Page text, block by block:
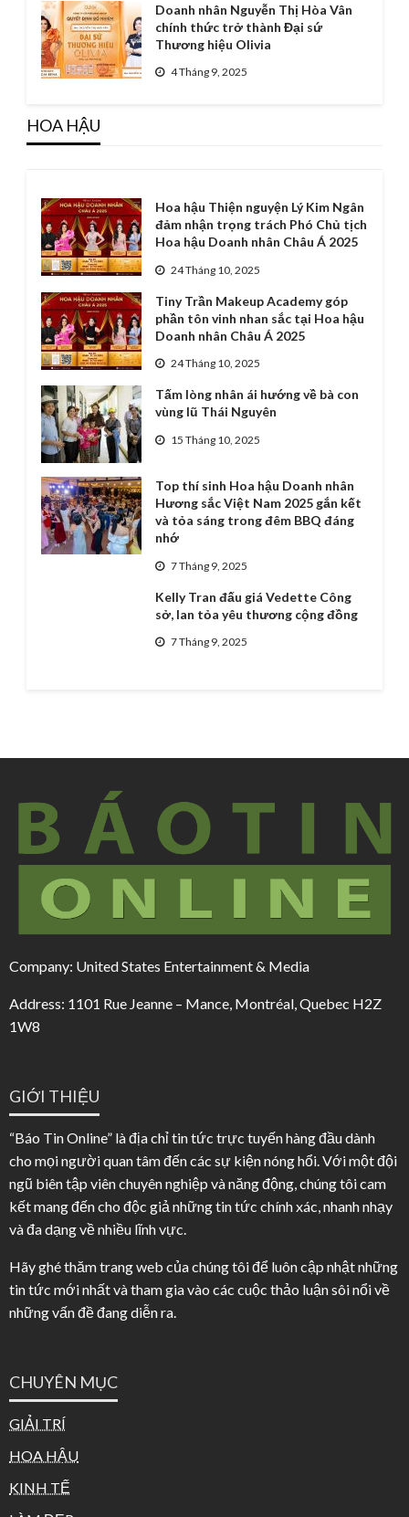
Doanh nhân Nguyễn Thị Hòa Vân
chính thức trở thành Đại sứ
Thương hiệu Olivia
4 Tháng 9, 2025
HOA HẬU
Hoa hậu Thiện nguyện Lý Kim Ngân
đảm nhận trọng trách Phó Chủ tịch
Hoa hậu Doanh nhân Châu Á 2025
24 Tháng 10, 2025
Tiny Trần Makeup Academy góp
phần tôn vinh nhan sắc tại Hoa hậu
Doanh nhân Châu Á 2025
24 Tháng 10, 2025
Tấm lòng nhân ái hướng về bà con
vùng lũ Thái Nguyên
15 Tháng 10, 2025
Top thí sinh Hoa hậu Doanh nhân
Hương sắc Việt Nam 2025 gắn kết
và tỏa sáng trong đêm BBQ đáng
nhớ
7 Tháng 9, 2025
Kelly Tran đấu giá Vedette Công
sở, lan tỏa yêu thương cộng đồng
7 Tháng 9, 2025
Company: United States Entertainment & Media
Address: 1101 Rue Jeanne – Mance, Montréal, Quebec H2Z
1W8
GIỚI THIỆU
“Báo Tin Online” là địa chỉ tin tức trực tuyến hàng đầu dành
cho mọi người quan tâm đến các sự kiện nóng hổi. Với một đội
ngũ biên tập viên chuyên nghiệp và năng động, chúng tôi cam
kết mang đến cho độc giả những tin tức chính xác, nhanh nhạy
và đa dạng về nhiều lĩnh vực.
Hãy ghé thăm trang web của chúng tôi để luôn cập nhật những
tin tức mới nhất và tham gia vào các cuộc thảo luận sôi nổi về
những vấn đề đang diễn ra.
CHUYÊN MỤC
GIẢI TRÍ
HOA HẬU
KINH TẾ